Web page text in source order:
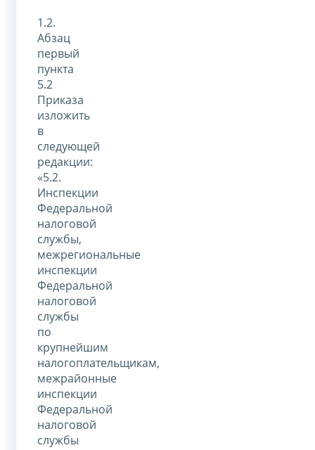
1.2.
Абзац
первый
пункта
5.2
Приказа
изложить
в
следующей
редакции:
«5.2.
Инспекции
Федеральной
налоговой
службы,
межрегиональные
инспекции
Федеральной
налоговой
службы
по
крупнейшим
налогоплательщикам,
межрайонные
инспекции
Федеральной
налоговой
службы